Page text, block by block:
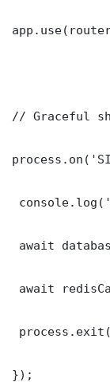
// Graceful
await
await
});